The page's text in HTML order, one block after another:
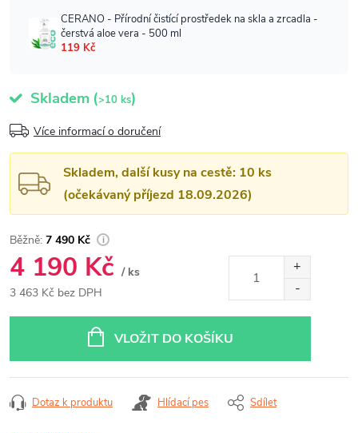
Skladem (>10 ks)
Více informací o doručení
Skladem, další kusy na cestě: 10 ks
(očekávaný příjezd 18.09.2026)
7 490 Kč
4 190 Kč / ks
3 463 Kč bez DPH
VLOŽIT DO KOŠÍKU
Dotaz k produktu Hlídací pes Sdílet